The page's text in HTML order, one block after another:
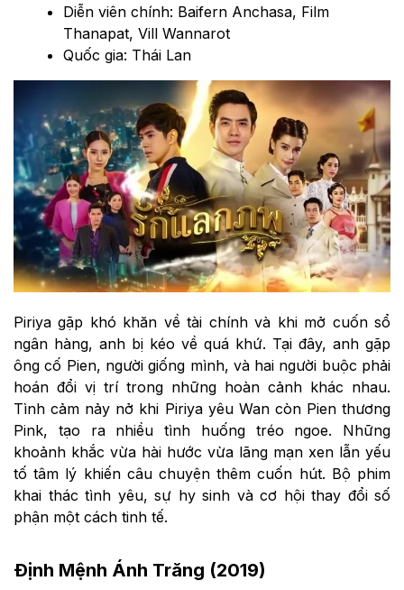
Diễn viên chính: Baifern Anchasa, Film
Thanapat, Vill Wannarot
Quốc gia: Thái Lan
Piriya gặp khó khăn về tài chính và khi mở cuốn sổ
ngân hàng, anh bị kéo về quá khứ. Tại đây, anh gặp
ông cố Pien, người giống mình, và hai người buộc phải
hoán đổi vị trí trong những hoàn cảnh khác nhau.
Tình cảm nảy nở khi Piriya yêu Wan còn Pien thương
Pink, tạo ra nhiều tình huống tréo ngoe. Những
khoảnh khắc vừa hài hước vừa lãng mạn xen lẫn yếu
tố tâm lý khiến câu chuyện thêm cuốn hút. Bộ phim
khai thác tình yêu, sự hy sinh và cơ hội thay đổi số
phận một cách tinh tế.
Định Mệnh Ánh Trăng (2019)